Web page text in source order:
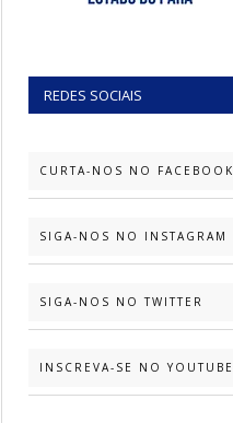
REDES SOCIAIS
CURTA-NOS NO FACEBOOK
SIGA-NOS NO INSTAGRAM
SIGA-NOS NO TWITTER
INSCREVA-SE NO YOUTUBE